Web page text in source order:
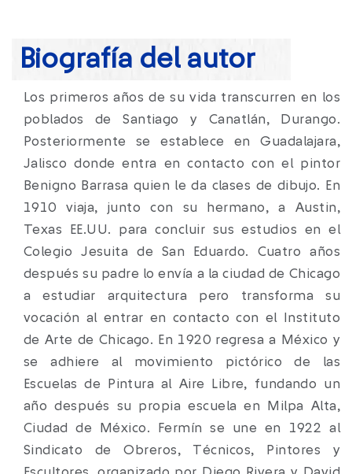
Biografía del autor
Los primeros años de su vida transcurren en los
poblados de Santiago y Canatlán, Durango.
Posteriormente se establece en Guadalajara,
Jalisco donde entra en contacto con el pintor
Benigno Barrasa quien le da clases de dibujo. En
1910 viaja, junto con su hermano, a Austin,
Texas EE.UU. para concluir sus estudios en el
Colegio Jesuita de San Eduardo. Cuatro años
después su padre lo envía a la ciudad de Chicago
a estudiar arquitectura pero transforma su
vocación al entrar en contacto con el Instituto
de Arte de Chicago. En 1920 regresa a México y
se adhiere al movimiento pictórico de las
Escuelas de Pintura al Aire Libre, fundando un
año después su propia escuela en Milpa Alta,
Ciudad de México. Fermín se une en 1922 al
Sindicato de Obreros, Técnicos, Pintores y